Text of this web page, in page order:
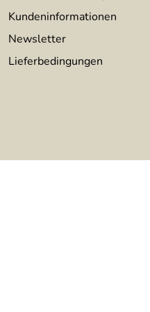
Kundeninformationen
Newsletter
Lieferbedingungen